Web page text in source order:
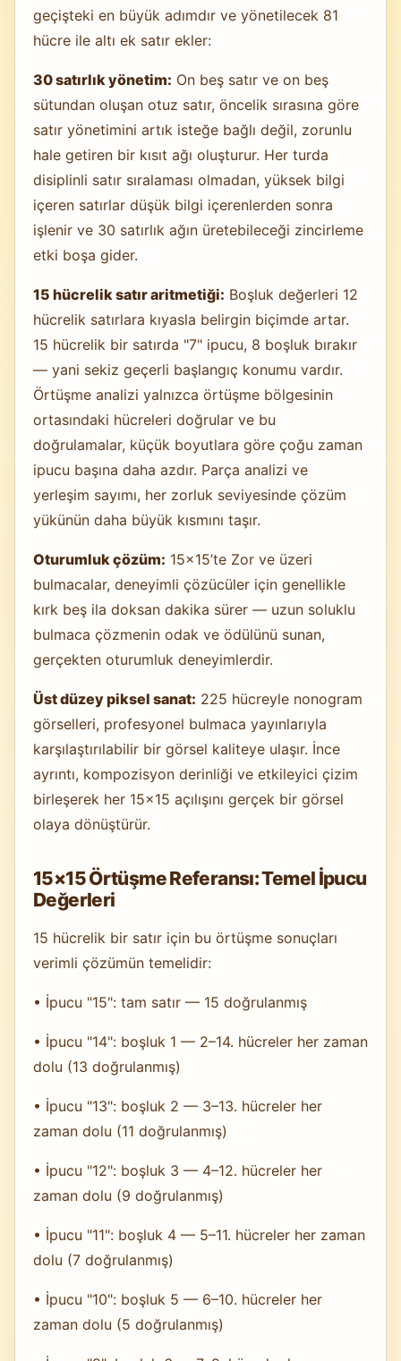
geçişteki en büyük adımdır ve yönetilecek 81
hücre ile altı ek satır ekler:
30 satırlık yönetim: On beş satır ve on beş
sütundan oluşan otuz satır, öncelik sırasına göre
satır yönetimini artık isteğe bağlı değil, zorunlu
hale getiren bir kısıt ağı oluşturur. Her turda
disiplinli satır sıralaması olmadan, yüksek bilgi
içeren satırlar düşük bilgi içerenlerden sonra
işlenir ve 30 satırlık ağın üretebileceği zincirleme
etki boşa gider.
15 hücrelik satır aritmetiği: Boşluk değerleri 12
hücrelik satırlara kıyasla belirgin biçimde artar.
15 hücrelik bir satırda "7" ipucu, 8 boşluk bırakır
— yani sekiz geçerli başlangıç konumu vardır.
Örtüşme analizi yalnızca örtüşme bölgesinin
ortasındaki hücreleri doğrular ve bu
doğrulamalar, küçük boyutlara göre çoğu zaman
ipucu başına daha azdır. Parça analizi ve
yerleşim sayımı, her zorluk seviyesinde çözüm
yükünün daha büyük kısmını taşır.
Oturumluk çözüm: 15×15’te Zor ve üzeri
bulmacalar, deneyimli çözücüler için genellikle
kırk beş ila doksan dakika sürer — uzun soluklu
bulmaca çözmenin odak ve ödülünü sunan,
gerçekten oturumluk deneyimlerdir.
Üst düzey piksel sanat: 225 hücreyle nonogram
görselleri, profesyonel bulmaca yayınlarıyla
karşılaştırılabilir bir görsel kaliteye ulaşır. İnce
ayrıntı, kompozisyon derinliği ve etkileyici çizim
birleşerek her 15×15 açılışını gerçek bir görsel
olaya dönüştürür.
15×15 Örtüşme Referansı: Temel İpucu
Değerleri
15 hücrelik bir satır için bu örtüşme sonuçları
verimli çözümün temelidir:
• İpucu "15": tam satır — 15 doğrulanmış
• İpucu "14": boşluk 1 — 2–14. hücreler her zaman
dolu (13 doğrulanmış)
• İpucu "13": boşluk 2 — 3–13. hücreler her
zaman dolu (11 doğrulanmış)
• İpucu "12": boşluk 3 — 4–12. hücreler her
zaman dolu (9 doğrulanmış)
• İpucu "11": boşluk 4 — 5–11. hücreler her zaman
dolu (7 doğrulanmış)
• İpucu "10": boşluk 5 — 6–10. hücreler her
zaman dolu (5 doğrulanmış)